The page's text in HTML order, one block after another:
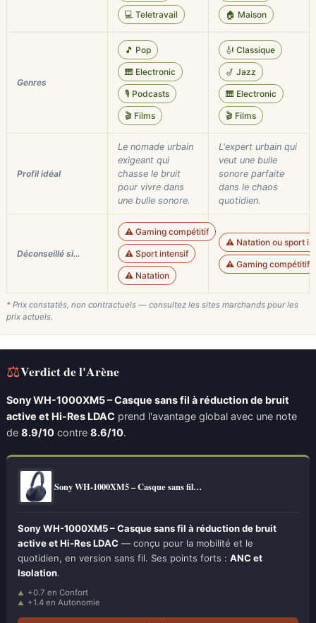
💻 Teletravail 🏠 Maison
Genres
🎵 Pop
🎹 Electronic
🎙️ Podcasts
🎬 Films
🎻 Classique
🎷 Jazz
🎹 Electronic
🎬 Films
Profil idéal
Le nomade urbain
exigeant qui
chasse le bruit
pour vivre dans
une bulle sonore.
L'expert urbain qui
veut une bulle
sonore parfaite
dans le chaos
quotidien.
Déconseillé si…
⚠️ Gaming compétitif
⚠️ Sport intensif
⚠️ Natation
⚠️ Natation ou sport
⚠️ Gaming compétitif
* Prix constatés, non contractuels — consultez les sites marchands pour les
prix actuels.
⚖Verdict de l'Arène
Sony WH-1000XM5 – Casque sans fil à réduction de bruit
active et Hi-Res LDAC prend l'avantage global avec une note
de 8.9/10 contre 8.6/10.
Sony WH-1000XM5 – Casque sans fil…
Sony WH-1000XM5 – Casque sans fil à réduction de bruit
active et Hi-Res LDAC — conçu pour la mobilité et le
quotidien, en version sans fil. Ses points forts : ANC et
Isolation.
+0.7 en Confort
+1.4 en Autonomie